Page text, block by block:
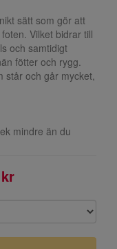
sätt som gör att
Vilket bidrar till
och samtidigt
fötter och rygg.
står och går mycket,
mindre än du